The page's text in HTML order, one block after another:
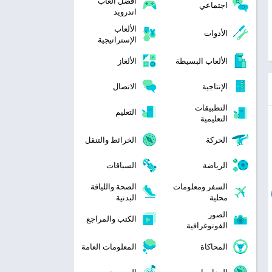
اجتماعي
اندرويد
الأدوات
الألعاب
الإستراتيجية
الألعاب البسيطة
الألغاز
الإنتاجية
الاتصال
التطبيقات
التعليمية
التعليم
الحركة الخرائط والتنقل
الرياضة
السباقات
السفر ومعلومات
محلية
الصحة واللياقة
البدنية
الصور
الفوتوغرافية
الكتب والمراجع
المحاكاة المعلومات العامة